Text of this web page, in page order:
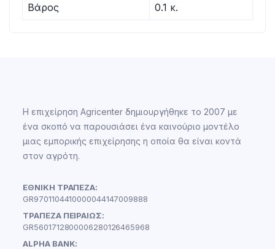
Βάρος 0.1 κ.
Η επιχείρηση Agricenter δημιουργήθηκε το 2007 με
ένα σκοπό να παρουσιάσει ένα καινούριο μοντέλο
μιας εμπορικής επιχείρησης η οποία θα είναι κοντά
στον αγρότη.
ΕΘΝΙΚΗ ΤΡΑΠΕΖΑ:
GR9701104410000044147009888
ΤΡΑΠΕΖΑ ΠΕΙΡΑΙΩΣ:
GR5601712800006280126465968
ALPHA BANK: